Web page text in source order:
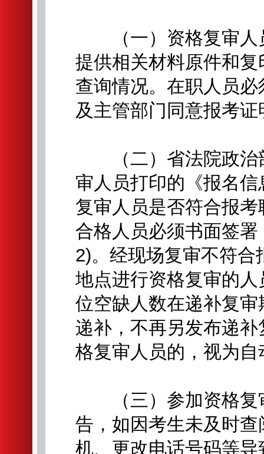
（一）资格复审人
提供相关材料原件和
查询情况。在职人员
及主管部门同意报考证
（二）省法院政治
审人员打印的《报名
复审人员是否符合报
合格人员必须书面签
2)。经现场复审不符
地点进行资格复审的
位空缺人数在递补复
递补，不再另发布递
格复审人员的，视为自
（三）参加资格复
告，如因考生未及时
机、更改电话号码等